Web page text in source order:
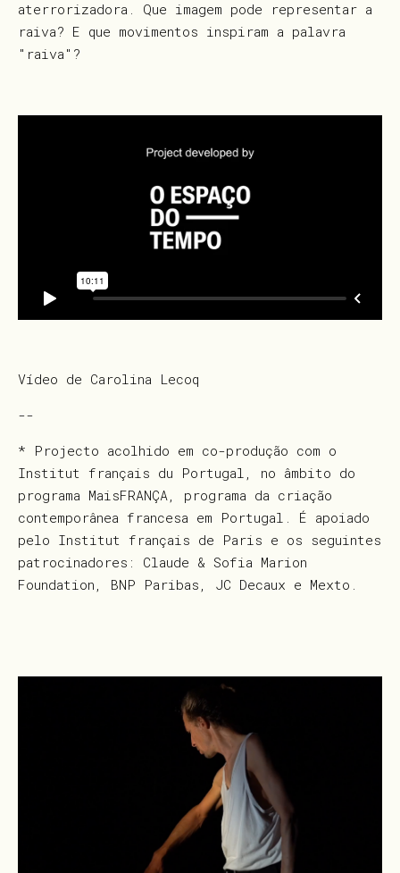
aterrorizadora. Que imagem pode representar a
raiva? E que movimentos inspiram a palavra
"raiva"?
Vídeo de Carolina Lecoq
--
* Projecto acolhido em co-produção com o
Institut français du Portugal, no âmbito do
programa MaisFRANÇA, programa da criação
contemporânea francesa em Portugal. É apoiado
pelo Institut français de Paris e os seguintes
patrocinadores: Claude & Sofia Marion
Foundation, BNP Paribas, JC Decaux e Mexto.